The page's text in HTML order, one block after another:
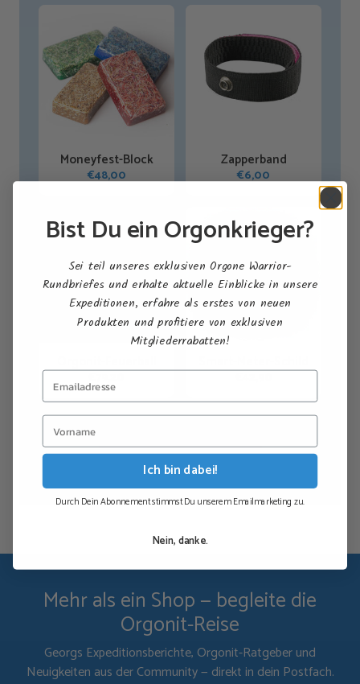
Moneyfest-Block
€48,00
Zapperband
€6,00
€79,20 €42,90
Shop All Products →
Mehr als ein Shop — begleite die
Orgonit-Reise
Georgs Expeditionsberichte, Orgonit-Ratgeber und
Neuigkeiten aus der Community — direkt in dein Postfach.
Bist Du ein Orgonkrieger?
Sei teil unseres exklusiven Orgone Warrior-
Rundbriefes und erhalte aktuelle Einblicke in unsere
Expeditionen, erfahre als erstes von neuen
Produkten und profitiere von exklusiven
Mitgliederrabatten!
Ich bin dabei!
Durch Dein Abonnement stimmst Du unserem Emailmarketing zu.
Nein, danke.